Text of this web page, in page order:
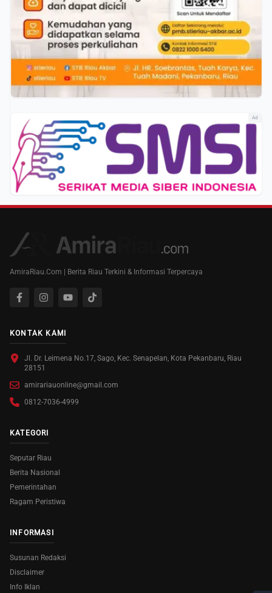
Ad
AmiraRiau.Com | Berita Riau Terkini & Informasi Terpercaya
KONTAK KAMI
Jl. Dr. Leimena No.17, Sago, Kec. Senapelan, Kota Pekanbaru, Riau
28151
amirariauonline@gmail.com
0812-7036-4999
KATEGORI
Seputar Riau
Berita Nasional
Pemerintahan
Ragam Peristiwa
INFORMASI
Susunan Redaksi
Disclaimer
Info Iklan